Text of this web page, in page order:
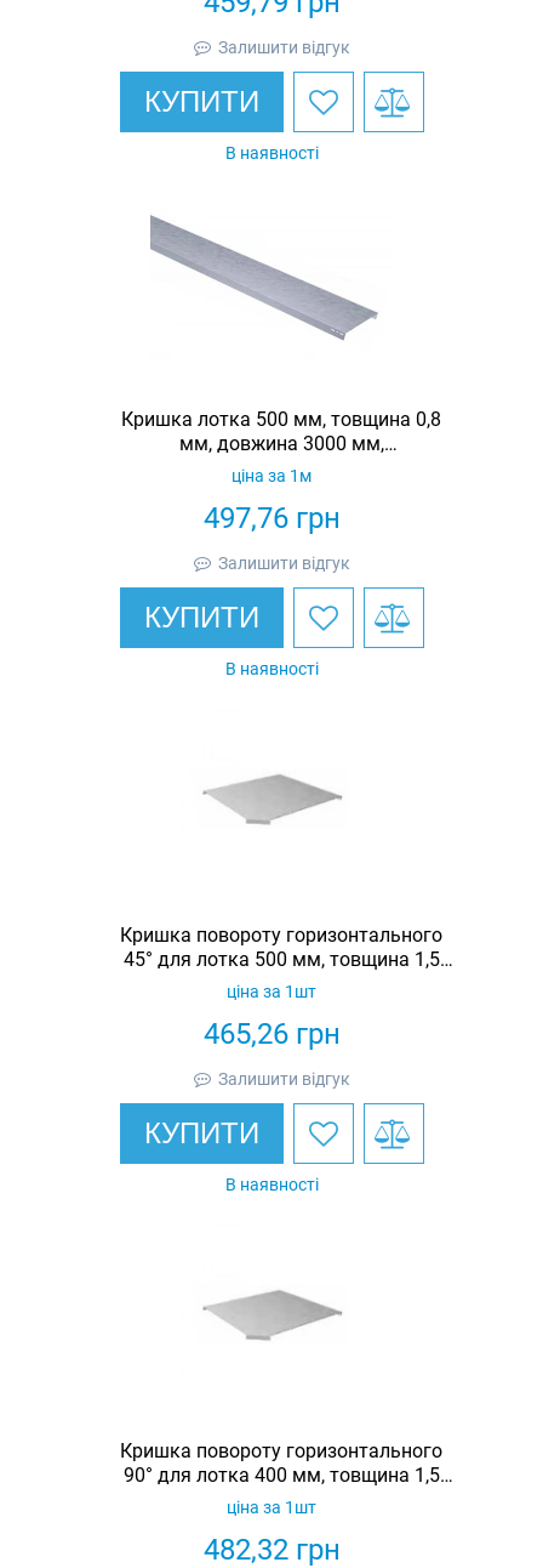
Залишити відгук
КУПИТИ
В наявності
Кришка лотка 500 мм, товщина 0,8
мм, довжина 3000 мм,
гарячеоцинкована, Eurotray
497,76грн
ціна за 1м
Залишити відгук
КУПИТИ
В наявності
Кришка повороту горизонтального
45° для лотка 500 мм, товщина 1,5
мм, гарячеоцинкована, Eurotray
465,26грн
ціна за 1шт
Залишити відгук
КУПИТИ
В наявності
Кришка повороту горизонтального
90° для лотка 400 мм, товщина 1,5
мм, гарячеоцинкована, Eurotray
482,32грн
ціна за 1шт